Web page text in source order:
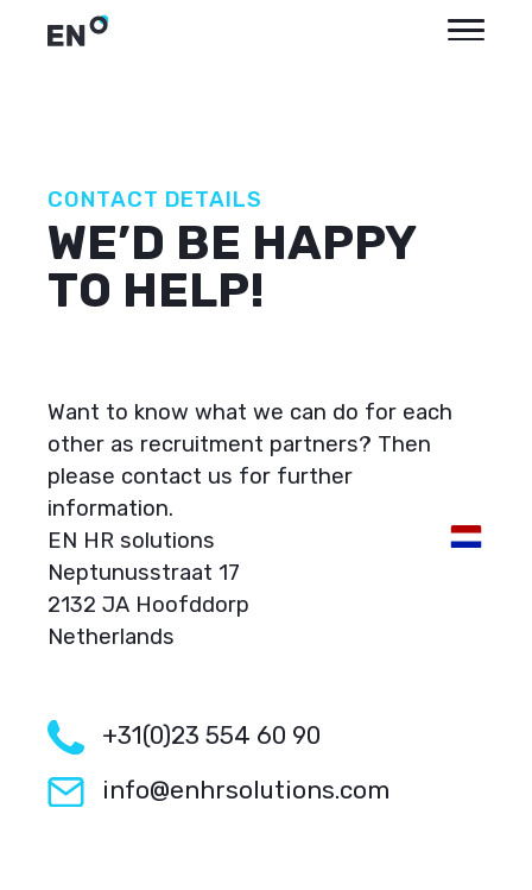
CONTACT DETAILS
WE’D BE HAPPY
TO HELP!
Want to know what we can do for each
other as recruitment partners? Then
please contact us for further
information.
EN HR solutions
Neptunusstraat 17
2132 JA Hoofddorp
Netherlands
+31(0)23 554 60 90
info@enhrsolutions.com